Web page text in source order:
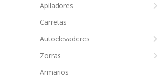
Apiladores
Carretas
Autoelevadores
Zorras
Armarios